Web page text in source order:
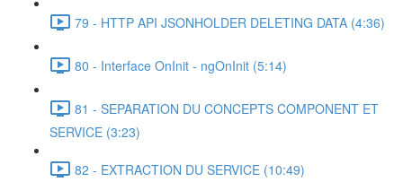
79 - HTTP API JSONHOLDER DELETING DATA (4:36)
80 - Interface OnInit - ngOnInit (5:14)
81 - SEPARATION DU CONCEPTS COMPONENT ET
SERVICE (3:23)
82 - EXTRACTION DU SERVICE (10:49)